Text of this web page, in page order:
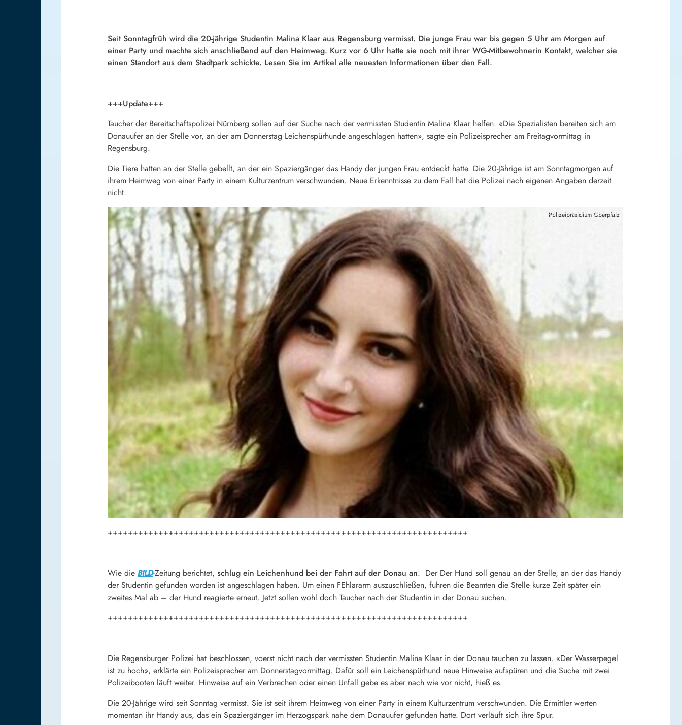
Seit Sonntagfrüh wird die 20-jährige Studentin Malina Klaar aus Regensburg vermisst. Die junge Frau war bis gegen 5 Uhr am Morgen auf
einer Party und machte sich anschließend auf den Heimweg. Kurz vor 6 Uhr hatte sie noch mit ihrer WG-Mitbewohnerin Kontakt, welcher sie
einen Standort aus dem Stadtpark schickte. Lesen Sie im Artikel alle neuesten Informationen über den Fall.
+++Update+++
Taucher der Bereitschaftspolizei Nürnberg sollen auf der Suche nach der vermissten Studentin Malina Klaar helfen. «Die Spezialisten bereiten sich am
Donauufer an der Stelle vor, an der am Donnerstag Leichenspürhunde angeschlagen hatten», sagte ein Polizeisprecher am Freitagvormittag in
Regensburg.
Die Tiere hatten an der Stelle gebellt, an der ein Spaziergänger das Handy der jungen Frau entdeckt hatte. Die 20-Jährige ist am Sonntagmorgen auf
ihrem Heimweg von einer Party in einem Kulturzentrum verschwunden. Neue Erkenntnisse zu dem Fall hat die Polizei nach eigenen Angaben derzeit
nicht.
Polizeipräsidium Oberpfalz
+++++++++++++++++++++++++++++++++++++++++++++++++++++++++++++++++++++++
Wie die BILD-Zeitung berichtet, schlug ein Leichenhund bei der Fahrt auf der Donau an. Der Der Hund soll genau an der Stelle, an der das Handy
der Studentin gefunden worden ist angeschlagen haben. Um einen FEhlararm auszuschließen, fuhren die Beamten die Stelle kurze Zeit später ein
zweites Mal ab – der Hund reagierte erneut. Jetzt sollen wohl doch Taucher nach der Studentin in der Donau suchen.
+++++++++++++++++++++++++++++++++++++++++++++++++++++++++++++++++++++++
Die Regensburger Polizei hat beschlossen, voerst nicht nach der vermissten Studentin Malina Klaar in der Donau tauchen zu lassen. «Der Wasserpegel
ist zu hoch», erklärte ein Polizeisprecher am Donnerstagvormittag. Dafür soll ein Leichenspürhund neue Hinweise aufspüren und die Suche mit zwei
Polizeibooten läuft weiter. Hinweise auf ein Verbrechen oder einen Unfall gebe es aber nach wie vor nicht, hieß es.
Die 20-Jährige wird seit Sonntag vermisst. Sie ist seit ihrem Heimweg von einer Party in einem Kulturzentrum verschwunden. Die Ermittler werten
momentan ihr Handy aus, das ein Spaziergänger im Herzogspark nahe dem Donauufer gefunden hatte. Dort verläuft sich ihre Spur.